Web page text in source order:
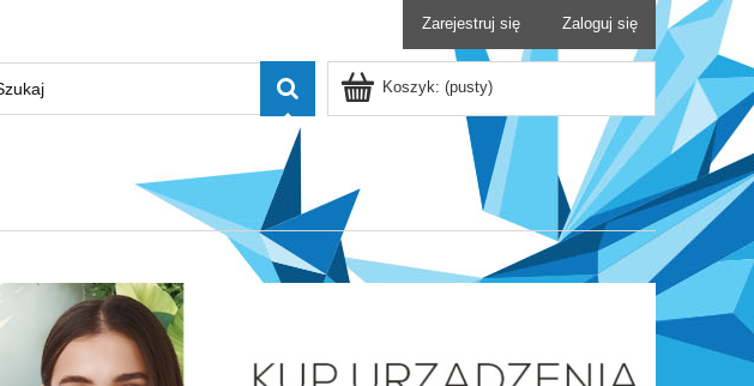
Zarejestruj się Zaloguj się
Koszyk: (pusty)